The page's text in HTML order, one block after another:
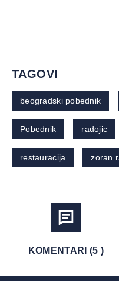
TAGOVI
beogradski pobednik
Pobednik radojic
restauracija zoran
KOMENTARI (5 )